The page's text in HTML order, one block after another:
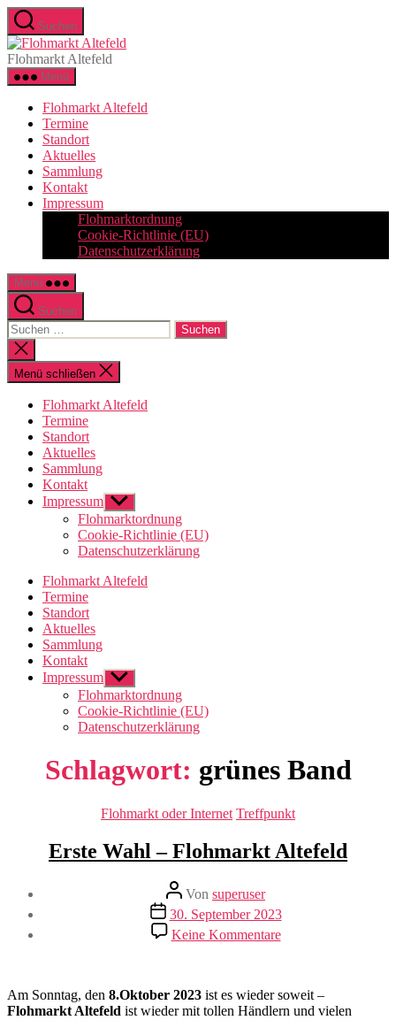
Zum
Inhalt
springen
Suchen
Flohmarkt Altefeld
Menü
Flohmarkt Altefeld
Termine
Standort
Aktuelles
Sammlung
Kontakt
Impressum
Flohmarktordnung
Cookie-Richtlinie (EU)
Datenschutzerklärung
Menü
Suchen
Suchen
nach:
Suche
schließen
Menü schließen
Flohmarkt Altefeld
Termine
Standort
Aktuelles
Sammlung
Kontakt
Impressum Untermenü
anzeigen
Flohmarktordnung
Cookie-Richtlinie (EU)
Datenschutzerklärung
Flohmarkt Altefeld
Termine
Standort
Aktuelles
Sammlung
Kontakt
Impressum Untermenü
anzeigen
Flohmarktordnung
Cookie-Richtlinie (EU)
Datenschutzerklärung
Schlagwort: grünes Band
Kategorien
Flohmarkt oder Internet Treffpunkt
Erste Wahl – Flohmarkt Altefeld
Beitragsautor
Von superuser
Veröffentlichungsdatum
30. September 2023
Keine Kommentarezu
Erste
Flohmarkt
Altefeld
Am Sonntag, den 8.Oktober 2023 ist es wieder soweit –
Flohmarkt Altefeld ist wieder mit tollen Händlern und vielen